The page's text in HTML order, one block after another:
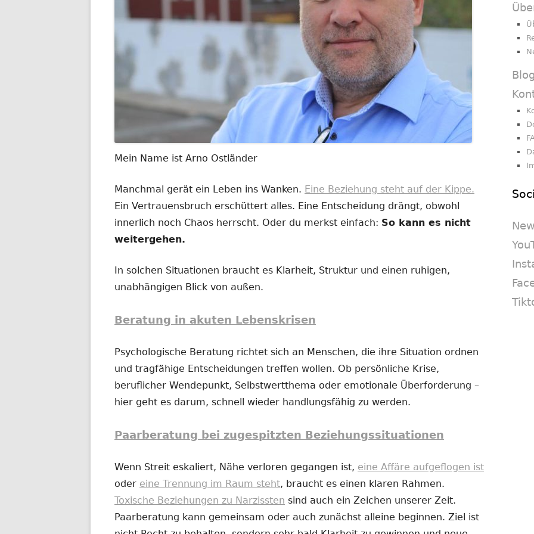
Mein Name ist Arno Ostländer
Manchmal gerät ein Leben ins Wanken. Eine Beziehung steht auf der Kippe.
Ein Vertrauensbruch erschüttert alles. Eine Entscheidung drängt, obwohl
innerlich noch Chaos herrscht. Oder du merkst einfach: So kann es nicht
weitergehen.
In solchen Situationen braucht es Klarheit, Struktur und einen ruhigen,
unabhängigen Blick von außen.
Beratung in akuten Lebenskrisen
Psychologische Beratung richtet sich an Menschen, die ihre Situation ordnen
und tragfähige Entscheidungen treffen wollen. Ob persönliche Krise,
beruflicher Wendepunkt, Selbstwertthema oder emotionale Überforderung –
hier geht es darum, schnell wieder handlungsfähig zu werden.
Paarberatung bei zugespitzten Beziehungssituationen
Wenn Streit eskaliert, Nähe verloren gegangen ist, eine Affäre aufgeflogen ist
oder eine Trennung im Raum steht, braucht es einen klaren Rahmen.
Toxische Beziehungen zu Narzissten sind auch ein Zeichen unserer Zeit.
Paarberatung kann gemeinsam oder auch zunächst alleine beginnen. Ziel ist
Blog